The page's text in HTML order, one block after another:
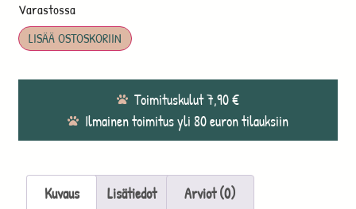
Varastossa
LISÄÄ OSTOSKORIIN
Toimituskulut 7,90 €
Ilmainen toimitus yli 80 euron tilauksiin
Kuvaus Lisätiedot Arviot (0)